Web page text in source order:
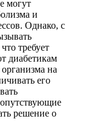
могут
и
Однако, с
требует
диабетикам
на
его
решение о